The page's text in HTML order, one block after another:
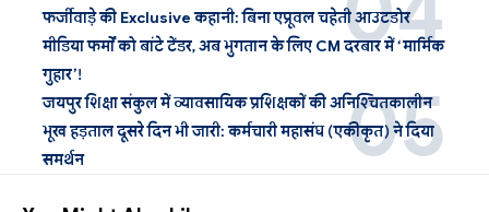
फर्जीवाड़े की Exclusive कहानी: बिना एप्रूवल चहेती आउटडोर
मीडिया फर्मों को बांटे टेंडर, अब भुगतान के लिए CM दरबार में ‘मार्मिक
गुहार’!
जयपुर शिक्षा संकुल में व्यावसायिक प्रशिक्षकों की अनिश्चितकालीन
भूख हड़ताल दूसरे दिन भी जारी: कर्मचारी महासंघ (एकीकृत) ने दिया
समर्थन